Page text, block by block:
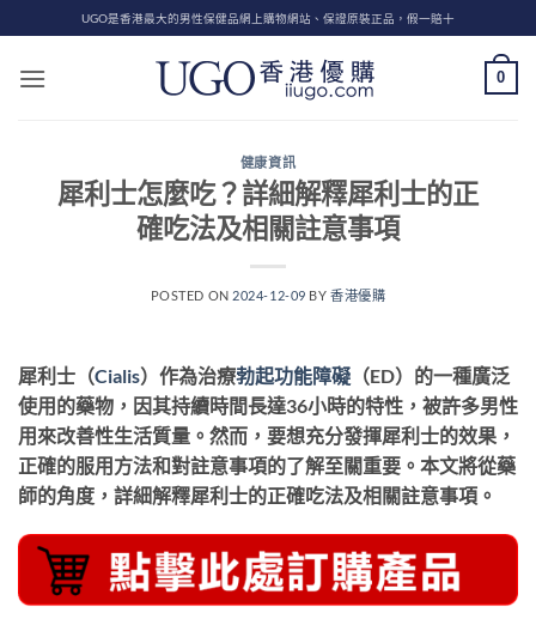
to
content
UGO是香港最大的男性保健品網上購物網站、保證原裝正品，假一賠十
0
健康資訊
犀利士怎麼吃？詳細解釋犀利士的正
確吃法及相關註意事項
POSTED ON 2024-12-09 BY香港優購
犀利士（Cialis）作為治療勃起功能障礙 （ED）的一種廣泛
使用的藥物，因其持續時間長達36小時的特性，被許多男性
用來改善性生活質量。然而，要想充分發揮犀利士的效果，
正確的服用方法和對註意事項的了解至關重要。本文將從藥
師的角度，詳細解釋犀利士的正確吃法及相關註意事項。